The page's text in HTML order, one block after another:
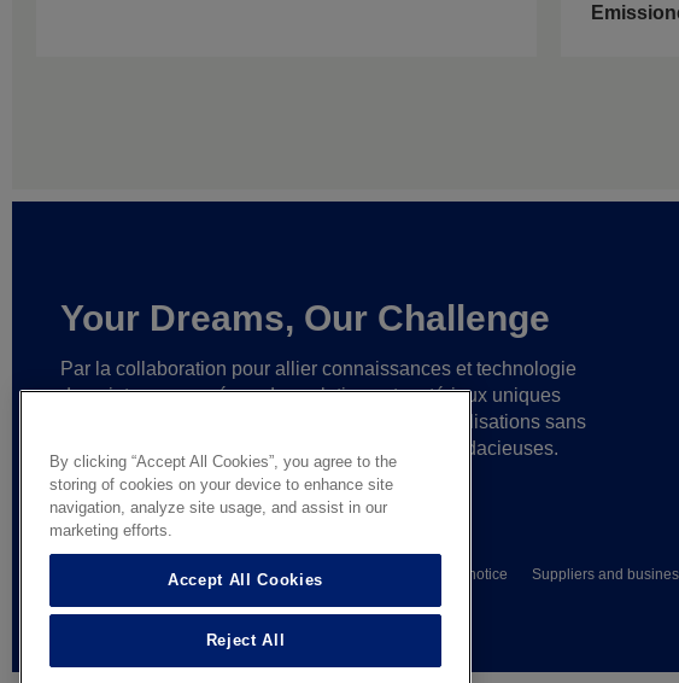
Your Dreams, Our Challenge
Par la collaboration pour allier connaissances et technologie
de pointe,nous créons des solutions et matériaux uniques
en vue de réalisations sans
et d’idées toujours plus audacieuses.
© AGC Glass Europe 2026 Wettelijke informatie Privacy notice Suppliers and
General terms of sale
By clicking “Accept All Cookies”, you agree to the
storing of cookies on your device to enhance site
navigation, analyze site usage, and assist in our
marketing efforts.
Accept All Cookies
Reject All